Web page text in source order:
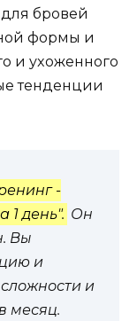
бровей
формы и
и уxоженного
тенденции
-
1 день". Он
Вы
и
и
месяц.